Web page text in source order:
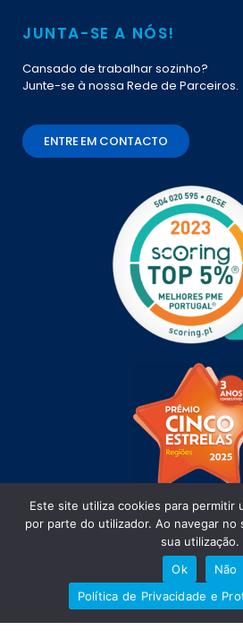
JUNTA-SE A NÓS!
Cansado de trabalhar sozinho?
Junte-se à nossa Rede de Parceiros.
ENTRE EM CONTACTO
Este site utiliza cookies para permitir
por parte do utilizador. Ao navegar no
sua utilização.
Ok
Não
Política de Privacidade e